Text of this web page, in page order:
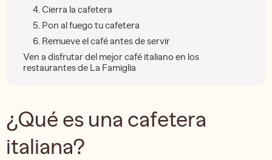
4. Cierra la cafetera
5. Pon al fuego tu cafetera
6. Remueve el café antes de servir
Ven a disfrutar del mejor café italiano en los
restaurantes de La Famiglia
¿Qué es una cafetera
italiana?